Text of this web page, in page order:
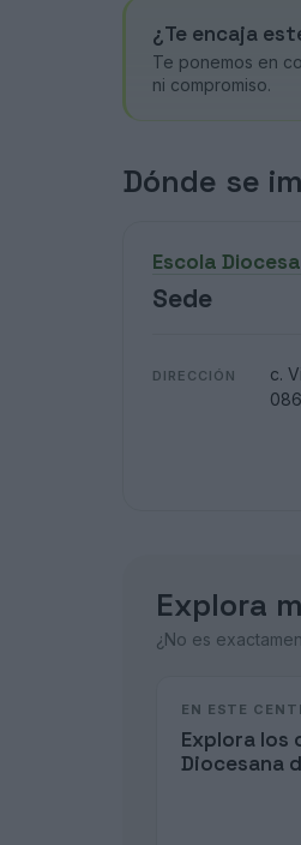
¿Te encaja
Te ponemos en
ni compromiso.
Dónde se
Escola
Sede
DIRECCIÓN
c.
Explora
¿No es
EN ESTE
Explora los
Diocesana